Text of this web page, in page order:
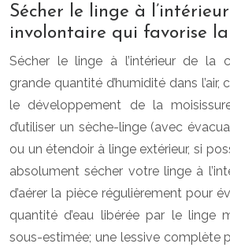
Sécher le linge à
involontaire qui favorise la
Sécher le linge à l’intérieur de la
grande quantité d’humidité dans
le développement de la
d’utiliser un sèche-linge (avec
ou un étendoir à linge extérieur, si
absolument sécher votre linge à
d’aérer la pièce régulièrement pour
quantité d’eau libérée par le linge
sous-estimée; une lessive complète